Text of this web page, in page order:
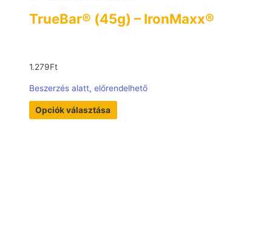
TrueBar® (45g) – IronMaxx®
1.279Ft
Beszerzés alatt, előrendelhető
Opciók választása